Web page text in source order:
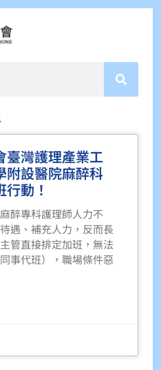
臺灣護理產業工
設醫院麻醉科
動！
醉專科護理師人力不
遇、補充人力，反而長
管直接排定加班，無法
事代班），職場條件惡